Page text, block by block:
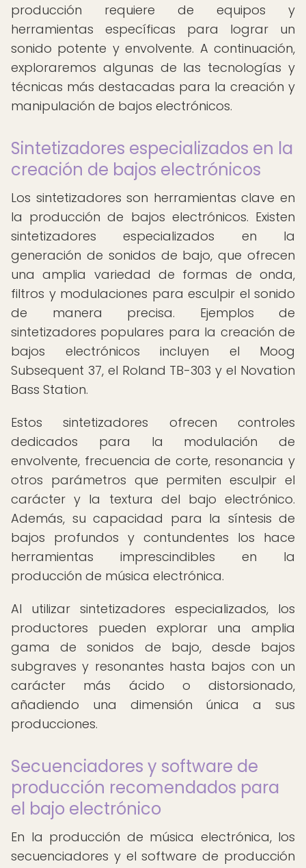
producción requiere de equipos y
herramientas específicas para lograr un
sonido potente y envolvente. A continuación,
exploraremos algunas de las tecnologías y
técnicas más destacadas para la creación y
manipulación de bajos electrónicos.
Sintetizadores especializados en la
creación de bajos electrónicos
Los sintetizadores son herramientas clave en
la producción de bajos electrónicos. Existen
sintetizadores especializados en la
generación de sonidos de bajo, que ofrecen
una amplia variedad de formas de onda,
filtros y modulaciones para esculpir el sonido
de manera precisa. Ejemplos de
sintetizadores populares para la creación de
bajos electrónicos incluyen el Moog
Subsequent 37, el Roland TB-303 y el Novation
Bass Station.
Estos sintetizadores ofrecen controles
dedicados para la modulación de
envolvente, frecuencia de corte, resonancia y
otros parámetros que permiten esculpir el
carácter y la textura del bajo electrónico.
Además, su capacidad para la síntesis de
bajos profundos y contundentes los hace
herramientas imprescindibles en la
producción de música electrónica.
Al utilizar sintetizadores especializados, los
productores pueden explorar una amplia
gama de sonidos de bajo, desde bajos
subgraves y resonantes hasta bajos con un
carácter más ácido o distorsionado,
añadiendo una dimensión única a sus
producciones.
Secuenciadores y software de
producción recomendados para
el bajo electrónico
En la producción de música electrónica, los
secuenciadores y el software de producción